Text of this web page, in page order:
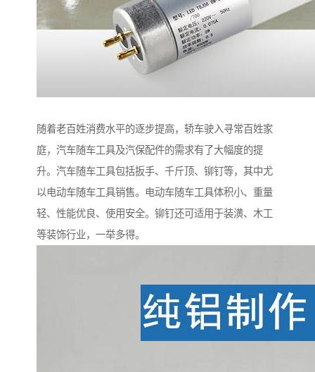
随着老百姓消费水平的逐步提高，轿车驶入寻常百姓家
庭，汽车随车工具及汽保配件的需求有了大幅度的提
升。汽车随车工具包括扳手、千斤顶、铆钉等，其中尤
以电动车随车工具销售。电动车随车工具体积小、重量
轻、性能优良、使用安全。铆钉还可适用于装潢、木工
等装饰行业，一举多得。